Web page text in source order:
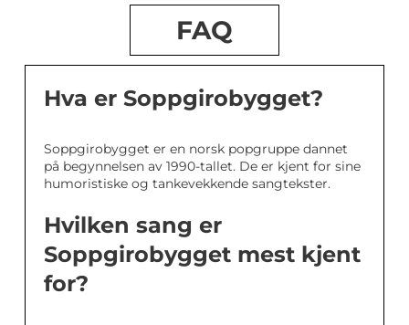
FAQ
Hva er Soppgirobygget?
Soppgirobygget er en norsk popgruppe dannet
på begynnelsen av 1990-tallet. De er kjent for sine
humoristiske og tankevekkende sangtekster.
Hvilken sang er
Soppgirobygget mest kjent
for?